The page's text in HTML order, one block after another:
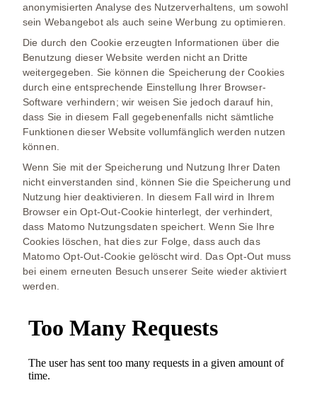
anonymisierten Analyse des Nutzerverhaltens, um sowohl
sein Webangebot als auch seine Werbung zu optimieren.
Die durch den Cookie erzeugten Informationen über die
Benutzung dieser Website werden nicht an Dritte
weitergegeben. Sie können die Speicherung der Cookies
durch eine entsprechende Einstellung Ihrer Browser-
Software verhindern; wir weisen Sie jedoch darauf hin,
dass Sie in diesem Fall gegebenenfalls nicht sämtliche
Funktionen dieser Website vollumfänglich werden nutzen
können.
Wenn Sie mit der Speicherung und Nutzung Ihrer Daten
nicht einverstanden sind, können Sie die Speicherung und
Nutzung hier deaktivieren. In diesem Fall wird in Ihrem
Browser ein Opt-Out-Cookie hinterlegt, der verhindert,
dass Matomo Nutzungsdaten speichert. Wenn Sie Ihre
Cookies löschen, hat dies zur Folge, dass auch das
Matomo Opt-Out-Cookie gelöscht wird. Das Opt-Out muss
bei einem erneuten Besuch unserer Seite wieder aktiviert
werden.